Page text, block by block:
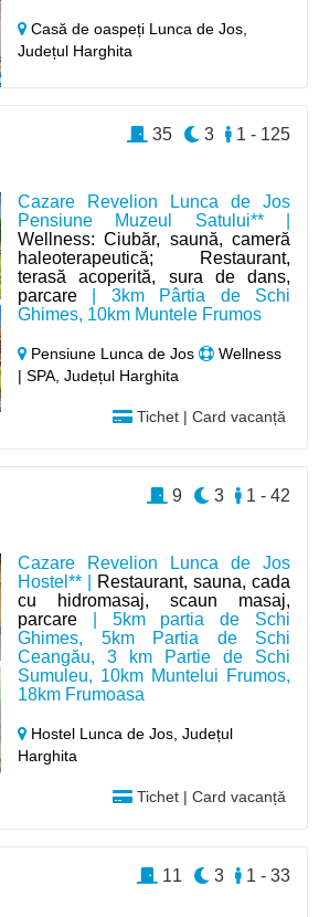
Casă de oaspeți Lunca de Jos,
Județul Harghita
Cazare Revelion Lunca de Jos
Pensiune Muzeul Satului** |
Wellness: Ciubăr, saună, cameră
haleoterapeutică; Restaurant,
terasă acoperită, sura de dans,
parcare | 3km Pârtia de Schi
Ghimes, 10km Muntele Frumos
Pensiune Lunca de Jos
Wellness
| SPA, Județul Harghita
Tichet | Card vacanță
1 - 125
3
35
Cazare Revelion Lunca de Jos
Hostel** |
Restaurant, sauna, cada
cu hidromasaj, scaun masaj,
parcare | 5km partia de Schi
Ghimes, 5km Partia de Schi
Ceangău, 3 km Partie de Schi
Sumuleu, 10km Muntelui Frumos,
18km Frumoasa
Hostel Lunca de Jos,Județul
Harghita
Tichet | Card vacanță
1 - 42
3
9
1 - 33
3
11